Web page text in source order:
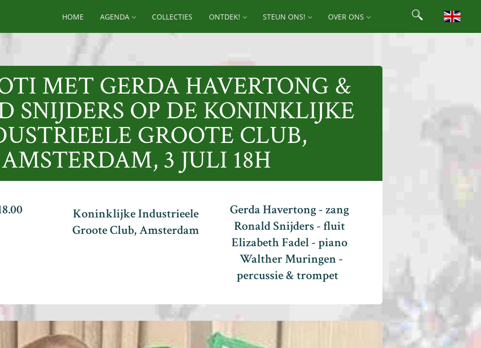
HOME AGENDA COLLECTIES ONTDEK! STEUN ONS! OVER ONS Search
Search for:
MET GERDA HAVERTONG &
SNIJDERS OP DE KONINKLIJKE
GROOTE CLUB,
AMSTERDAM, 3 JULI 18H
Koninklijke Industrieele
Groote Club, Amsterdam
Gerda Havertong - zang
Ronald Snijders - fluit
Elizabeth Fadel - piano
Walther Muringen -
percussie & trompet